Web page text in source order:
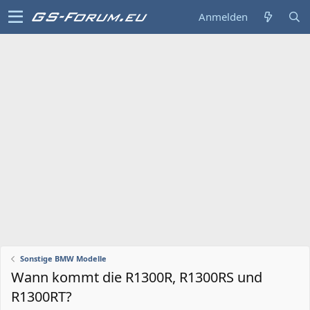
Anmelden
Sonstige BMW Modelle
Wann kommt die R1300R, R1300RS und
R1300RT?